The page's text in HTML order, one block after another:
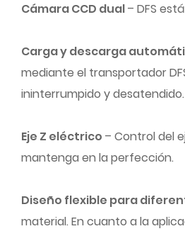
Cámara CCD dual– DFS
Carga y descarga
mediante el transportador
ininterrumpido y desatendido.
Eje Z eléctrico – Control del
mantenga en la perfección.
Diseño flexible para
material. En cuanto a la